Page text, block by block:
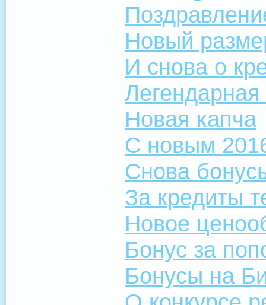
Новый
И снова о
Легендарная
Новая капча
С новым
Снова
За кредиты
Новое
Бонус за
Бонусы на